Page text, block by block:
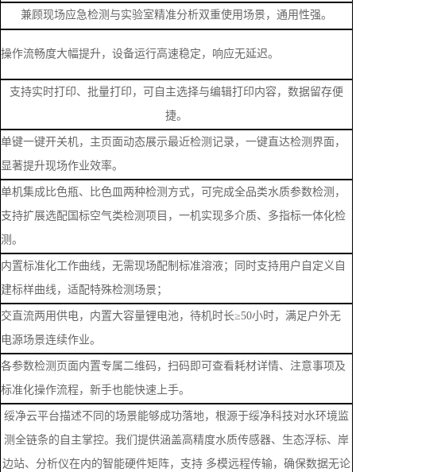
兼顾现场应急检测与实验室精准分析双重使用场景，通用性强。
操作流畅度大幅提升，设备运行高速稳定，响应无延迟。
支持实时打印、批量打印，可自主选择与编辑打印内容，数据留存便
捷。
单键一键开关机，主页面动态展示最近检测记录，一键直达检测界面，
显著提升现场作业效率。
单机集成比色瓶、比色皿两种检测方式，可完成全品类水质参数检测，
支持扩展选配国标空气类检测项目，一机实现多介质、多指标一体化检
测。
内置标准化工作曲线，无需现场配制标准溶液；同时支持用户自定义自
建标样曲线，适配特殊检测场景 ；
交直流两用供电，内置大容量锂电池，待机时长≥50小时，满足户外无
电源场景连续作业。
各参数检测页面内置专属二维码，扫码即可查看耗材详情、注意事项及
标准化操作流程，新手也能快速上手。
绥净云平台描述不同的场景能够成功落地，根源于绥净科技对水环境监
测全链条的自主掌控。我们提供涵盖高精度水质传感器、生态浮标、岸
边站、分析仪在内的智能硬件矩阵，支持 多模远程传输，确保数据无论